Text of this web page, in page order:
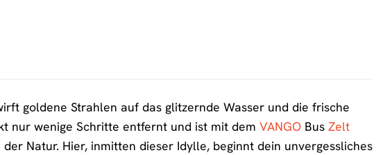
goldene Strahlen auf das glitzernde Wasser und die frische
nur wenige Schritte entfernt und ist mit dem VANGO Bus Zelt
Natur. Hier, inmitten dieser Idylle, beginnt dein unvergessliches